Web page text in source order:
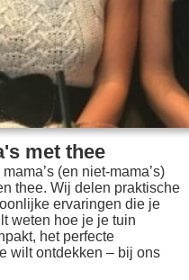
met thee
(en niet-mama’s)
thee. Wij delen praktische
ervaringen die je
weten hoe je je tuin
het perfecte
wilt ontdekken – bij ons